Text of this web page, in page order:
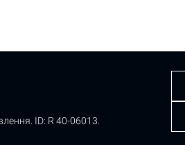
ID: R 40-06013.